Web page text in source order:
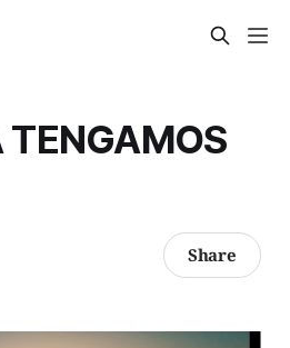
TENGAMOS
Share